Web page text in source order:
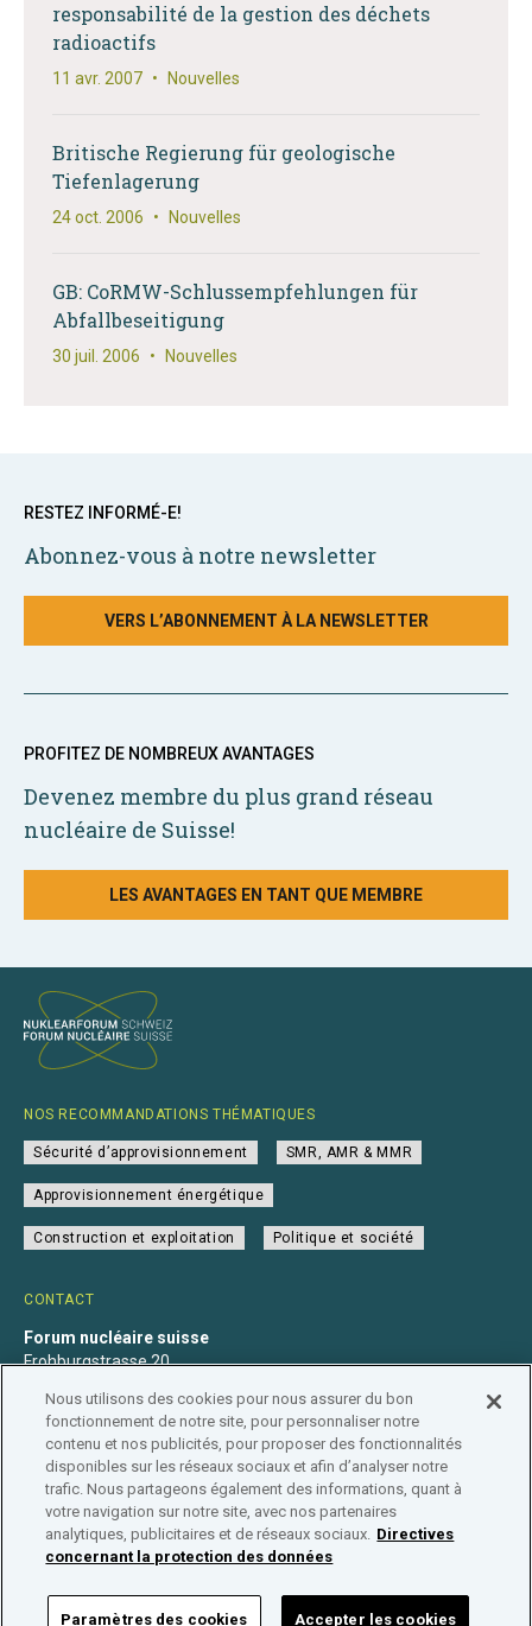
responsabilité de la gestion des déchets
radioactifs
11 avr. 2007 • Nouvelles
Britische Regierung für geologische
Tiefenlagerung
24 oct. 2006 • Nouvelles
GB: CoRMW-Schlussempfehlungen für
Abfallbeseitigung
30 juil. 2006 • Nouvelles
RESTEZ INFORMÉ-E!
Abonnez-vous à notre newsletter
VERS L’ABONNEMENT À LA NEWSLETTER
PROFITEZ DE NOMBREUX AVANTAGES
Devenez membre du plus grand réseau
nucléaire de Suisse!
LES AVANTAGES EN TANT QUE MEMBRE
CONTACT
Forum nucléaire suisse
Frohburgstrasse 20
+41 31 560 36 50
info@nuklearforum.ch
NOS RECOMMANDATIONS THÉMATIQUES
Sécurité d’approvisionnement SMR, AMR & MMR
Approvisionnement énergétique
Construction et exploitation Politique et société
Déclaration de confidentialité Impressum Affiliation
Répertoire des entreprises
Nous utilisons des cookies pour nous assurer du bon
fonctionnement de notre site, pour personnaliser notre
contenu et nos publicités, pour proposer des fonctionnalités
disponibles sur les réseaux sociaux et afin d’analyser notre
trafic. Nous partageons également des informations, quant à
votre navigation sur notre site, avec nos partenaires
analytiques, publicitaires et de réseaux sociaux. Directives
concernant la protection des données
Paramètres des cookies Accepter les cookies